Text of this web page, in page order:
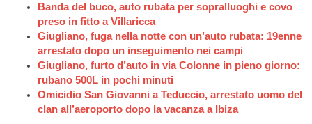
Banda del buco, auto rubata per sopralluoghi e covo
preso in fitto a Villaricca
Giugliano, fuga nella notte con un’auto rubata: 19enne
arrestato dopo un inseguimento nei campi
Giugliano, furto d’auto in via Colonne in pieno giorno:
rubano 500L in pochi minuti
Omicidio San Giovanni a Teduccio, arrestato uomo del
clan all’aeroporto dopo la vacanza a Ibiza